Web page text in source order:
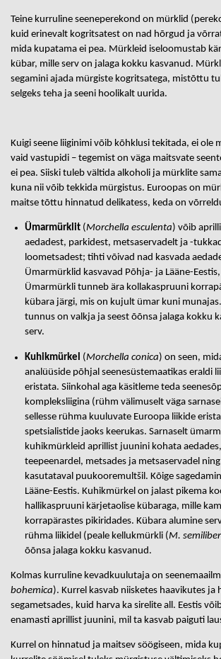
Teine kurruline seeneperekond on mürklid
kuid erinevalt kogritsatest on nad hõrgud ja
mida kupatama ei pea. Mürkleid iseloomustab
kübar, mille serv on jalaga kokku kasvanud.
segamini ajada mürgiste kogritsatega, mistõttu
selgeks teha ja seeni hoolikalt uurida.
Kuigi seene liiginimi võib kõhklusi tekitada, ei ole
vaid vastupidi – tegemist on väga maitsvate
ei pea. Siiski tuleb vältida alkoholi ja mürklite
kuna nii võib tekkida mürgistus. Euroopas on
maitse tõttu hinnatud delikatess, keda on
Ümarmürklit (Morchella esculenta) võib
aedadest, parkidest, metsaservadelt ja -
loometsadest; tihti võivad nad kasvada
Ümarmürklid kasvavad Põhja- ja Lääne-
Ümarmürkli tunneb ära kollakaspruuni
kübara järgi, mis on kujult ümar kuni
tunnus on valkja ja seest õõnsa jalaga kokku
serv.
Kuhikmürkel (Morchella conica) on seen,
analüüside põhjal seenesüstemaatikas eraldi
eristata. Siinkohal aga käsitleme teda
kompleksliigina (rühm välimuselt väga
sellesse rühma kuuluvate Euroopa liikide
spetsialistide jaoks keerukas. Sarnaselt
kuhikmürkleid aprillist juunini kohata
teepeenardel, metsades ja metsaservadel
kasutataval puukooremultšil. Kõige
Lääne-Eestis. Kuhikmürkel on jalast pikema
hallikaspruuni kärjetaolise kübaraga, mille
korrapärastes pikiridades. Kübara alumine
rühma liikidel (peale kellukmürkli (M.
õõnsa jalaga kokku kasvanud.
Kolmas kurruline kevadkuulutaja on
bohemica). Kurrel kasvab niisketes haavikutes ja
segametsades, kuid harva ka sirelite all. Eestis
enamasti aprillist juunini, mil ta kasvab paiguti
Kurrel on hinnatud ja maitsev söögiseen, mida